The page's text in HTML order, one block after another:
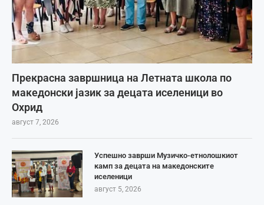
Прекрасна завршница на Летната школа по
македонски јазик за децата иселеници во
Охрид
август 7, 2026
Успешно заврши Музичко-етнолошкиот
камп за децата на македонските
иселеници
август 5, 2026